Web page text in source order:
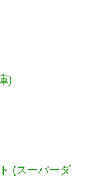
)
(スーパーダ